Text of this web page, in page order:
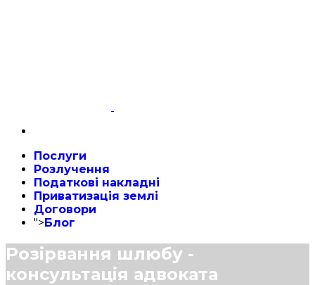
Послуги
Розлучення
Податкові накладні
Приватизація землі
Договори
">Блог
Розірвання шлюбу -
консультація адвоката